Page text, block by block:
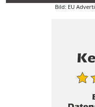
Bild: EU